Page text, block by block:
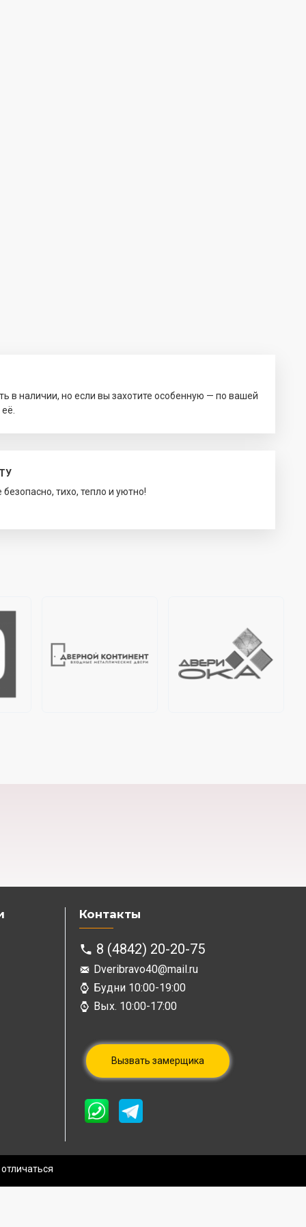
в наличии, но если вы захотите особенную — по вашей
тихо, тепло и уютно!
Контакты
8 (4842) 20-20-75
Dveribravo40@mail.ru
Будни 10:00-19:00
Вых. 10:00-17:00
Вызвать замерщика